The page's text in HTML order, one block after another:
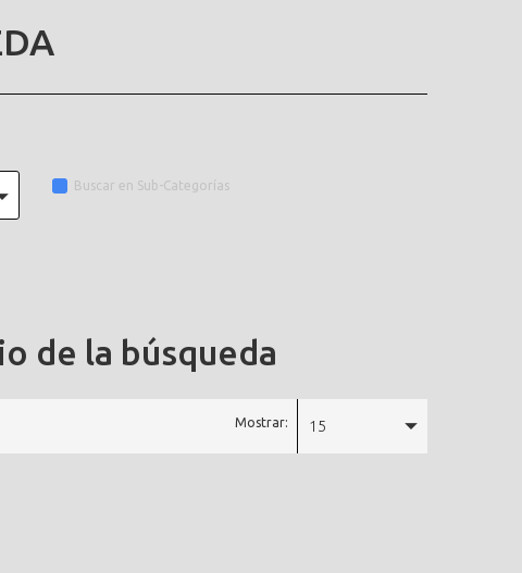
Buscar en Sub-Categorías
de la búsqueda
Mostrar: 15